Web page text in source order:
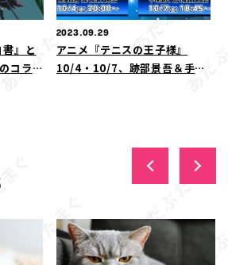
』と
コラボ
2023.09.29
アニメ『テニスの王子様』
10/4・10/7、跡部景吾＆手塚